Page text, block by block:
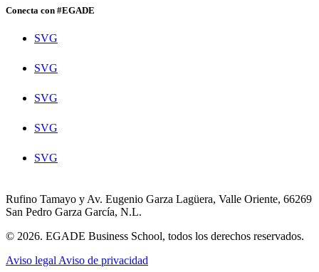
Conecta con #EGADE
SVG
SVG
SVG
SVG
SVG
Rufino Tamayo y Av. Eugenio Garza Lagüera, Valle Oriente, 66269
San Pedro Garza García, N.L.
© 2026. EGADE Business School, todos los derechos reservados.
Aviso legal Aviso de privacidad